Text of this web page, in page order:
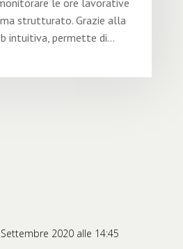
le ore lavorative
strutturato. Grazie alla
intuitiva, permette di...
2020 alle 14:45